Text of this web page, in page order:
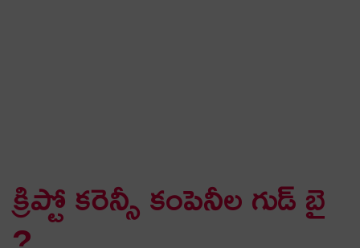
క్రిప్టో కరెన్సీ కంపెనీల గుడ్ బై